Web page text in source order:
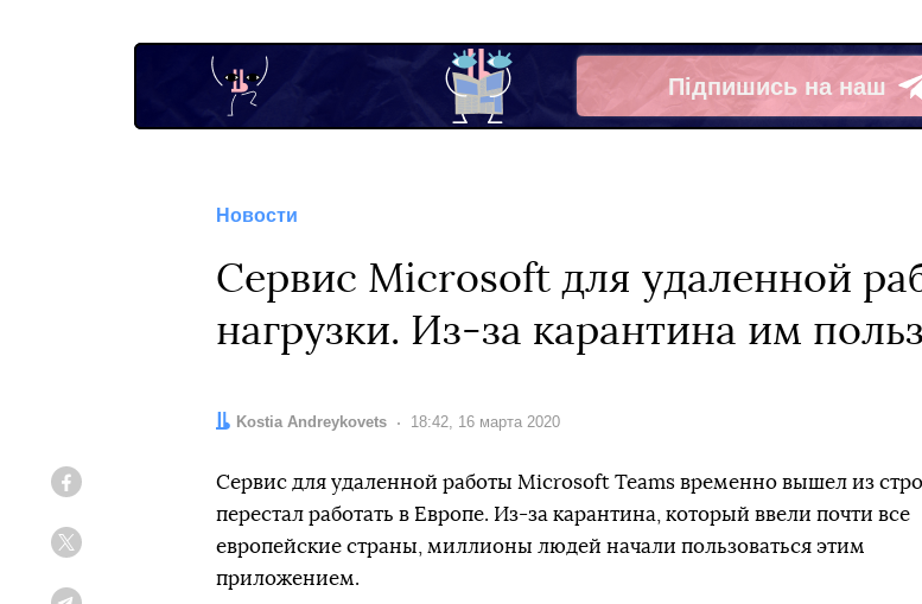
Підпишись на наш
Telegram
Новости
Сервис Microsoft для удаленной
нагрузки. Из-за карантина им
Автор:
Kostia Andreykovets Дата:
18:42, 16 марта 2020
Сервис для удаленной работы Microsoft Teams временно вышел из
перестал работать в Европе. Из-за карантина, который ввели почти все
европейские страны, миллионы людей начали пользоваться этим
приложением.